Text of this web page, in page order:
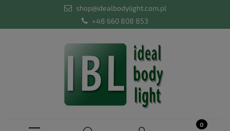
shop@idealbodylight.com.pl
+48 660 808 853